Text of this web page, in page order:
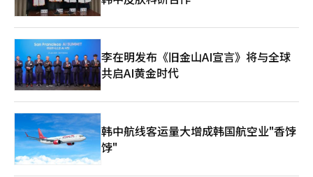
而，是否解雇将取决于因果关系的证明、受害者的意愿和加害者的
态度等因素。为民主社会发声的律师团体中的哈珠熙法律事务所律
立代表律师表示：“事件本身是引发公愤的重大事件，但不能简单
地断定必然导致解雇。” 在刑事处罚方面，大家普遍认为A中校的
行为很可能符合军刑法第62条的虐待行为。未能保障怀孕期间的母
性保护时间的违规行为本身就是滥用职权的有力证据。哈律师指
出：“如果被认定为滥用职权的虐待行为，可能面临五年以下的有
期徒刑；如果被认定为滥用职权的行为，可能面临三年以下的有期
徒刑或七十万韩元以下的罚款。” 考虑到调查机构普遍承认虐待
行为的趋势，强迫孕妇每天提前上班等不当工作要求，很可能被适
用为滥用职权的虐待行为或威胁行为。曾任军检察官的裴延官法律
事务所YK合伙律师也指出：“以施加压力的方式强迫孕妇每天提前
李在明发布《旧金山AI宣言》将与全球
共启AI黄金时代
韩中航线客运量大增成韩国航空业"香饽
饽"